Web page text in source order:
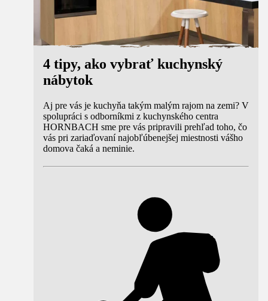
4 tipy, ako vybrať kuchynský
nábytok
Aj pre vás je kuchyňa takým malým rajom na zemi? V
spolupráci s odborníkmi z kuchynského centra
HORNBACH sme pre vás pripravili prehľad toho, čo
vás pri zariaďovaní najobľúbenejšej miestnosti vášho
domova čaká a neminie.